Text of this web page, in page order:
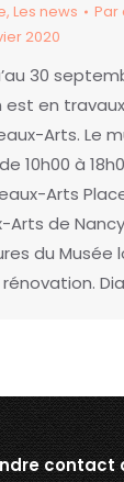
, Les news Par
2020
30
est en
Arts. Le
10h00 à
Arts
Arts de
du Musée
contact